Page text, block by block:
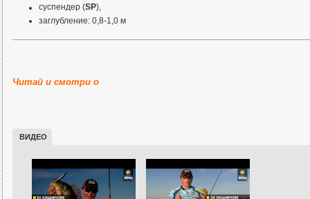
суспендер (SP),
заглубление: 0,8-1,0 м
Читай и смотри о
ВИДЕО